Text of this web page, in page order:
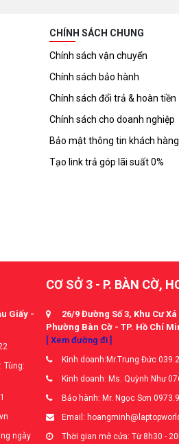
CHÍNH SÁCH CHUNG
Chính sách vận chuyển
Chính sách bảo hành
Chính sách đổi trả & hoàn tiền
Chính sách cho doanh nghiệp
Bảo mật thông tin khách hàng
Tạo link trả góp lãi suất 0%
Giấy -
Tùng:
ngày
CƠ SỞ 3 - P. BÀN CỜ,
26/9 Đường Số 3, Khu Cư
Phường Bàn Cờ - TP. Hồ Chí
[ Xem đường đi ]
Kinh doanh:Mr.Trung Đức
Kinh doanh: Ms. Quỳnh Như
Bảo hành: Mr. Ngọc Sơn
Email:
Thời gian mở cửa: Từ 8h30 -